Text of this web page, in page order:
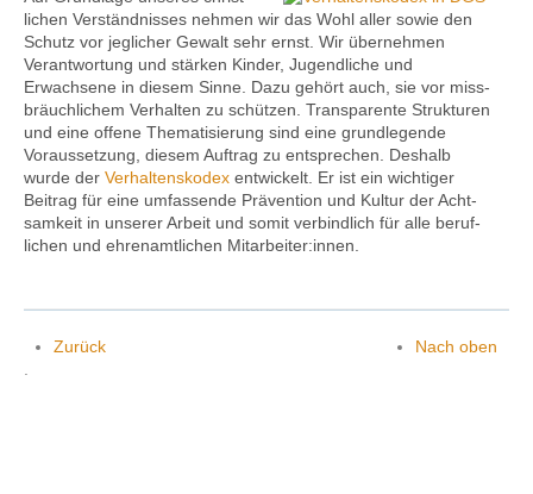
Material
Themen
Kontakt
lichen Verständ­nisses nehmen wir das Wohl aller sowie den
Schutz vor jeglicher Gewalt sehr ernst. Wir über­nehmen
Verant­wortung und stärken Kinder, Jugend­liche und
Erwachsene in diesem Sinne. Dazu gehört auch, sie vor miss­
bräuch­lichem Verhalten zu schützen. Transparente Strukturen
und eine offene Thema­tisierung sind eine grund­legende
Voraus­setzung, diesem Auftrag zu entsprechen. Deshalb
wurde der Verhaltens­kodex entwickelt. Er ist ein wichtiger
Beitrag für eine umfassende Prävention und Kultur der Acht­
sam­keit in unserer Arbeit und somit verbind­lich für alle beruf­
lichen und ehren­amt­lichen Mit­arbeiter:innen.
Zurück
Nach oben